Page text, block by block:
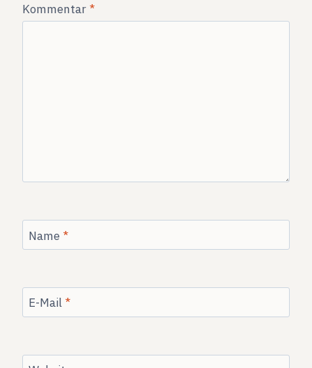
Kommentar *
Name *
E-Mail *